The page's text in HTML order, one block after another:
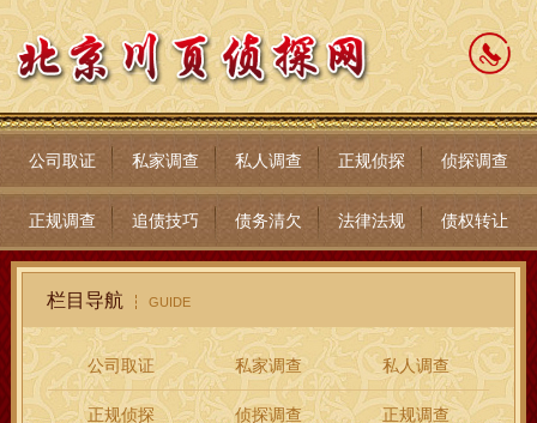
公司取证 私家调查 私人调查 正规侦探 侦探调查
正规调查 追债技巧 债务清欠 法律法规 债权转让
栏目导航 GUIDE
公司取证 私家调查 私人调查
正规侦探 侦探调查 正规调查